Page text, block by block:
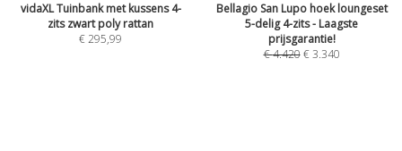
vidaXL Tuinbank met kussens 4-
zits zwart poly rattan
€295,99
Bellagio San Lupo hoek loungeset
5-delig 4-zits - Laagste
prijsgarantie!
€4.420 €3.340